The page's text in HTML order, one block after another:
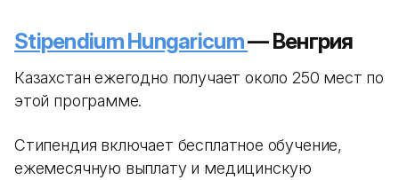
Stipendium Hungaricum— Венгрия
Казахстан ежегодно получает около 250 мест по
этой программе.
Стипендия включает бесплатное обучение,
ежемесячную выплату и медицинскую